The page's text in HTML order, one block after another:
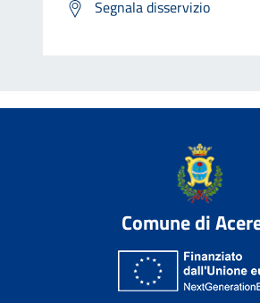
Segnala disservizio
Comune di